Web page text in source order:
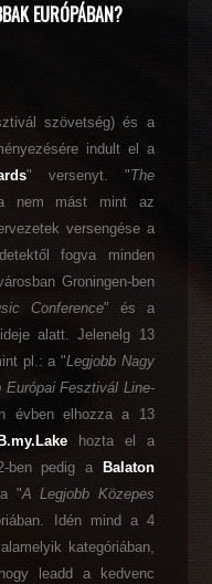
EURÓPÁBAN?
szövetség) és a
indult el a
" versenyt. "The
nem mást mint az
versengése a
fogva minden
Groningen-ben
Conference" és a
alatt. Jelenelg 13
pl.: a "Legjobb Nagy
Európai Fesztivál Line-
évben elhozza a 13
B.my.Lakehozta el a
ben pedig a
Balaton
a "A Legjobb Közepes
Idén mind a 4
kategóriában,
leadd a kedvenc